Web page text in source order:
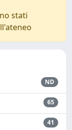
stati
ND
65
41